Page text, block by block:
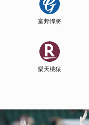
富邦悍將
樂天桃猿